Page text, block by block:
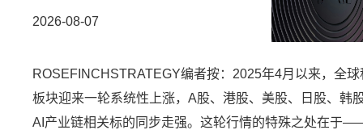
2026-08-07
ROSEFINCHSTRATEGY编者按：2025年4月以来，全球
板块迎来一轮系统性上涨，A股、港股、美股、日股、韩
AI产业链相关标的同步走强。这轮行情的特殊之处在于